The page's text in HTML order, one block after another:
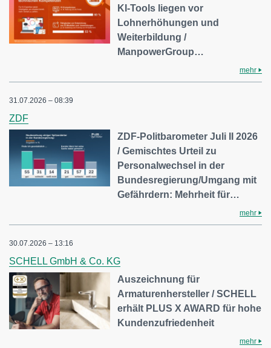
KI-Tools liegen vor
Lohnerhöhungen und
Weiterbildung /
ManpowerGroup…
mehr
31.07.2026 – 08:39
ZDF
ZDF-Politbarometer Juli II 2026
/ Gemischtes Urteil zu
Personalwechsel in der
Bundesregierung/Umgang mit
Gefährdern: Mehrheit für…
mehr
30.07.2026 – 13:16
SCHELL GmbH & Co. KG
Auszeichnung für
Armaturenhersteller / SCHELL
erhält PLUS X AWARD für hohe
Kundenzufriedenheit
mehr